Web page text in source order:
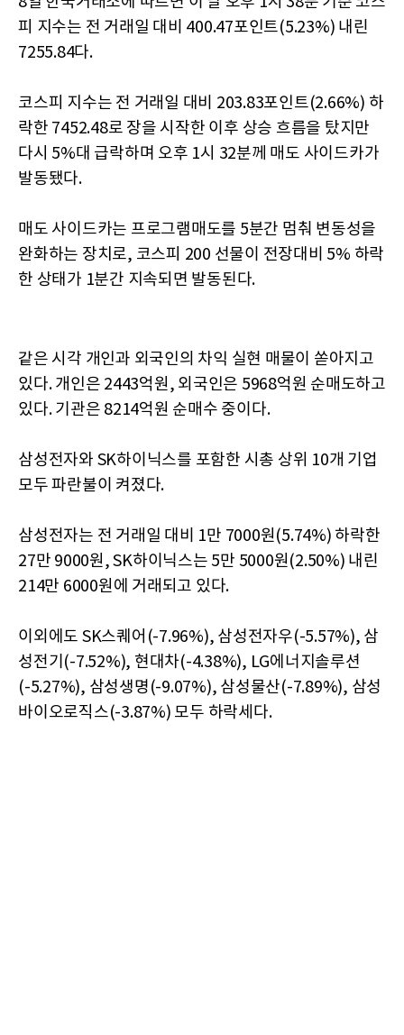
피 지수는 전 거래일 대비 400.47포인트(5.23%) 내린
7255.84다.
코스피 지수는 전 거래일 대비 203.83포인트(2.66%) 하
락한 7452.48로 장을 시작한 이후 상승 흐름을 탔지만
다시 5%대 급락하며 오후 1시 32분께 매도 사이드카가
발동됐다.
매도 사이드카는 프로그램매도를 5분간 멈춰 변동성을
완화하는 장치로, 코스피 200 선물이 전장대비 5% 하락
한 상태가 1분간 지속되면 발동된다.
같은 시각 개인과 외국인의 차익 실현 매물이 쏟아지고
있다. 개인은 2443억원, 외국인은 5968억원 순매도하고
있다. 기관은 8214억원 순매수 중이다.
삼성전자와 SK하이닉스를 포함한 시총 상위 10개 기업
모두 파란불이 켜졌다.
삼성전자는 전 거래일 대비 1만 7000원(5.74%) 하락한
27만 9000원, SK하이닉스는 5만 5000원(2.50%) 내린
214만 6000원에 거래되고 있다.
이외에도 SK스퀘어(-7.96%), 삼성전자우(-5.57%), 삼
성전기(-7.52%), 현대차(-4.38%), LG에너지솔루션
(-5.27%), 삼성생명(-9.07%), 삼성물산(-7.89%), 삼성
바이오로직스(-3.87%) 모두 하락세다.